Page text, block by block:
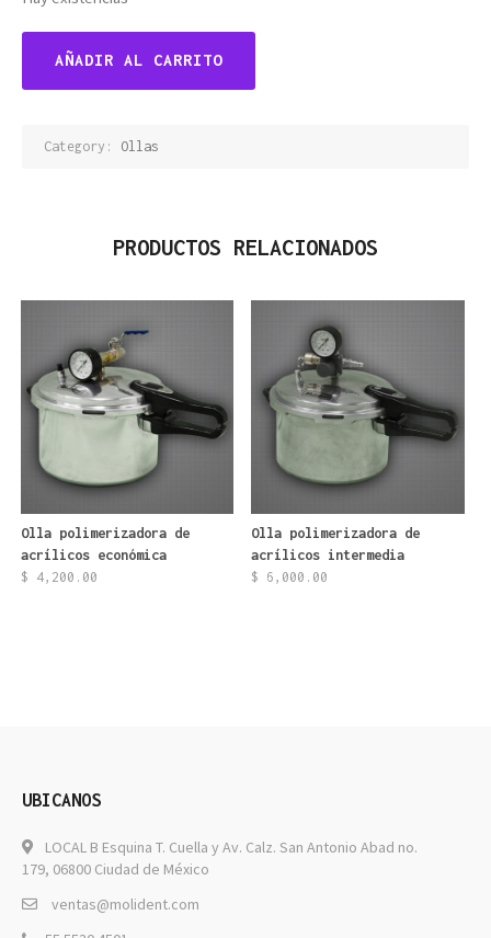
polimerizadora
de
eléctrica
termostato
AÑADIR AL CARRITO
Category: Ollas
PRODUCTOS RELACIONADOS
Olla polimerizadora de
acrílicos económica
$ 4,200.00
Olla polimerizadora de
acrílicos intermedia
$ 6,000.00
UBICANOS
LOCAL B Esquina T. Cuella y Av. Calz. San Antonio Abad no.
179, 06800 Ciudad de México
ventas@molident.com